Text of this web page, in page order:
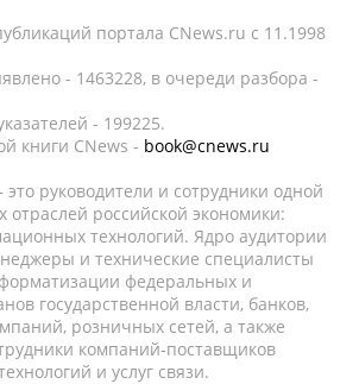
портала CNews.ru c 11.1998
- 1463228, в очереди разбора -
- 199225.
книги CNews - book@cnews.ru
руководители и сотрудники одной
российской экономики:
технологий. Ядро аудитории
и технические специалисты
федеральных и
государственной власти, банков,
розничных сетей, а также
компаний-поставщиков
и услуг связи.